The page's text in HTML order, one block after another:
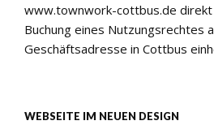
www.townwork-cottbus.de
Buchung eines Nutzungsrechtes
Geschäftsadresse in Cottbus
WEBSEITE IM NEUEN DESIGN